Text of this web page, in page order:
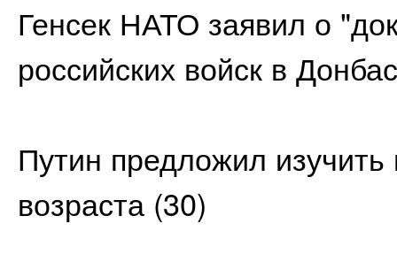
Генсек НАТО заявил о
российских войск в
Путин предложил
возраста (30)